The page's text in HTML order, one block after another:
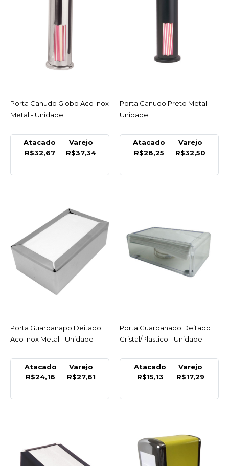
Dispenser Para Copo
Agua 180/200Ml
Cristal/Inox
COMPRAR
LISTA DE DESEJO
Porta Canudo Globo Aco
COMPRAR
COMPARAR
LISTA DE DESEJO
Metal - Unidade
COMPRAR
Porta Guardanapo
ACESSAR
Porta Canudo Globo Aco Inox
Metal - Unidade
Atacado
R$32,67
Varejo
R$37,34
ACESSAR
Porta Canudo Preto Metal -
Unidade
Atacado
R$28,25
Varejo
R$32,50
ACESSAR
Porta Guardanapo Deitado
Aco Inox Metal - Unidade
Atacado
R$24,16
Varejo
R$27,61
ACESSAR
Porta Guardanapo Deitado
Cristal/Plastico - Unidade
Atacado
R$15,13
Varejo
R$17,29